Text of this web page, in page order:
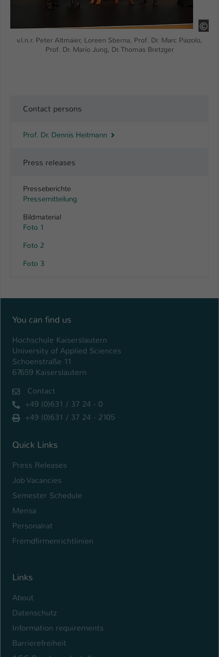
v.l.n.r. Peter Altmaier, Loreen Sberna, Prof. Dr. Marc Piazolo,
Prof. Dr. Mario Jung, Dr. Thomas Bretzger
Contact persons
Prof. Dr. Dennis Heitmann
Press releases
Presseberichte
Pressemitteilung
Bildmaterial
Foto 1
Foto 2
Foto 3
You can find us
Hochschule Kaiserslautern
University of Applied Sciences
Schoenstraße 11
67659 Kaiserslautern
Contact
+49 (0)631 / 37 24 - 0
+49 (0)631 / 37 24 - 2105
Quick Links
Press Releases
Job Vacancies
Semester Schedule
Mensa
Personalrat
Fremdfirmenrichtlinien
Links
About
Datenschutz
Information requirements
Barrierefreiheit